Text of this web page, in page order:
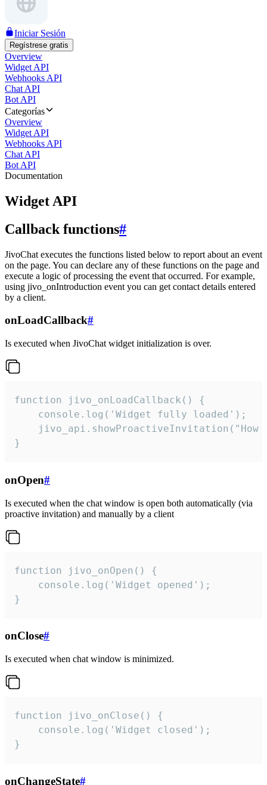
Iniciar Sesión
Regístrese gratis
Overview
Widget API
Webhooks API
Chat API
Bot API
Categorías
Overview
Widget API
Webhooks API
Chat API
Bot API
Documentation
Widget API
Callback functions#
JivoChat executes the functions listed below to report about an event
on the page. You can declare any of these functions on the page and
execute a logic of processing the event that occurred. For example,
using jivo_onIntroduction event you can get contact details entered
by a client.
onLoadCallback#
Is executed when JivoChat widget initialization is over.
function jivo_onLoadCallback() {
    console.log('Widget fully loaded');
jivo_api.showProactiveInvitation("How
}
onOpen#
Is executed when the chat window is open both automatically (via
proactive invitation) and manually by a client
function jivo_onOpen() {
    console.log('Widget opened');
}
onClose#
Is executed when chat window is minimized.
function jivo_onClose() {
    console.log('Widget closed');
}
onChangeState#